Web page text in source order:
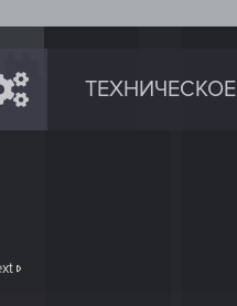
ТЕХНИЧЕСКОЕ